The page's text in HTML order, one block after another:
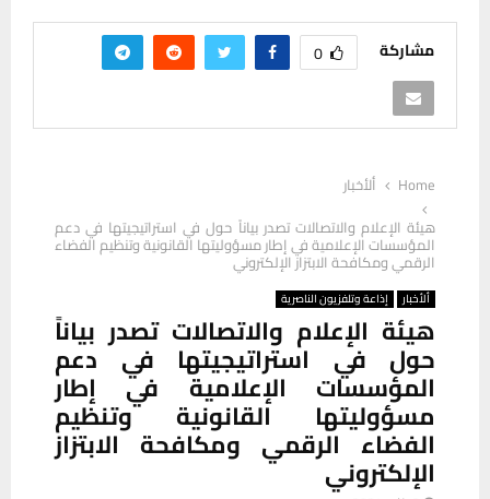
مشاركة 0
Home
ألأخبار
هيئة الإعلام والاتصالات تصدر بياناً حول في استراتيجيتها في دعم
المؤسسات الإعلامية في إطار مسؤوليتها القانونية وتنظيم الفضاء
الرقمي ومكافحة الابتزاز الإلكتروني
ألأخبار إذاعة وتلفزيون الناصرية
هيئة الإعلام والاتصالات تصدر بياناً
حول في استراتيجيتها في دعم
المؤسسات الإعلامية في إطار
مسؤوليتها القانونية وتنظيم
الفضاء الرقمي ومكافحة الابتزاز
الإلكتروني